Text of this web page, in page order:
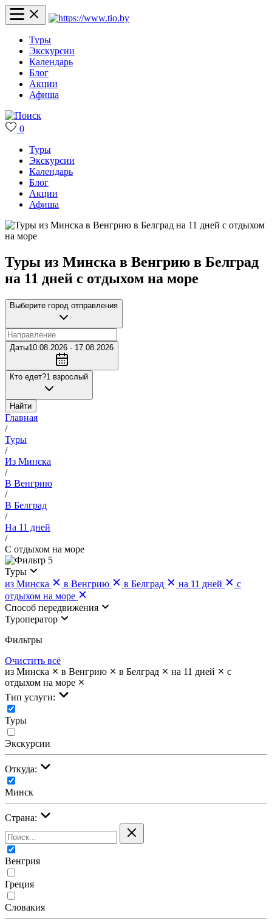
Туры
Экскурсии
Календарь
Блог
Акции
Афиша
0
Туры
Экскурсии
Календарь
Блог
Акции
Афиша
Туры из Минска в Венгрию в Белград
на 11 дней с отдыхом на море
Выберите город отправления
Даты10.08.2026 - 17.08.2026
Кто едет?1 взрослый
Найти
Главная
/
Туры
/
Из Минска
/
В Венгрию
/
В Белград
/
На 11 дней
/
С отдыхом на море
5
Туры
из Минска
в Венгрию в Белград на 11 дней
с
отдыхом на море
Cпособ передвижения
Туроператор
Фильтры
Очистить всё
из Минска
в Венгрию в Белград на 11 дней
с
отдыхом на море
Тип услуги:
Туры
Экскурсии
Откуда:
Минск
Страна:
Венгрия
Греция
Словакия